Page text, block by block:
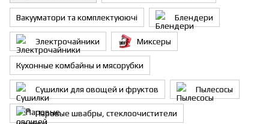
Вакууматори та комплектуюючі Блендери
Электрочайники Миксеры
Кухонные комбайны и мясорубки
Сушилки для овощей и фруктов Пылесосы
Паровые швабры, стеклоочистители